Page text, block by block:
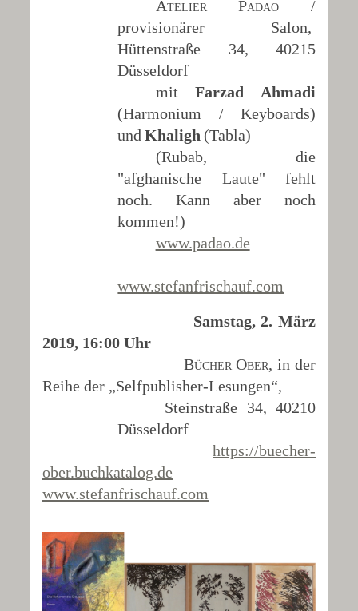
Atelier Padao /
provisionärer Salon,
Hüttenstraße 34, 40215
Düsseldorf
mit
Farzad Ahmadi
(Harmonium / Keyboards)
und Khaligh (Tabla)
(Rubab, die
"afghanische Laute" fehlt
noch. Kann aber noch
kommen!)
www.padao.de
www.stefanfrischauf.com
Samstag, 2. März
2019, 16:00 Uhr
Bücher Ober, in der
Reihe der „Selfpublisher-Lesungen“,
Steinstraße 34, 40210
Düsseldorf
https://buecher-
ober.buchkatalog.de
www.stefanfrischauf.com